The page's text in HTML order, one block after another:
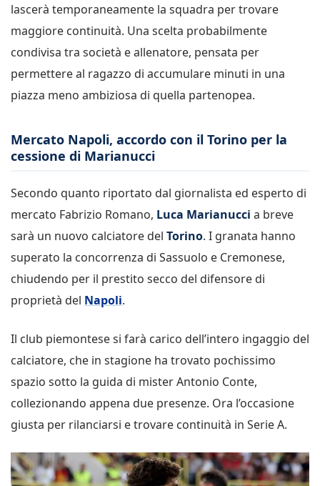
lascerà temporaneamente la squadra per trovare
maggiore continuità. Una scelta probabilmente
condivisa tra società e allenatore, pensata per
permettere al ragazzo di accumulare minuti in una
piazza meno ambiziosa di quella partenopea.
Mercato Napoli, accordo con il Torino per la
cessione di Marianucci
Secondo quanto riportato dal giornalista ed esperto di
mercato Fabrizio Romano, Luca Marianucci a breve
sarà un nuovo calciatore del Torino. I granata hanno
superato la concorrenza di Sassuolo e Cremonese,
chiudendo per il prestito secco del difensore di
proprietà del Napoli.
Il club piemontese si farà carico dell’intero ingaggio del
calciatore, che in stagione ha trovato pochissimo
spazio sotto la guida di mister Antonio Conte,
collezionando appena due presenze. Ora l’occasione
giusta per rilanciarsi e trovare continuità in Serie A.